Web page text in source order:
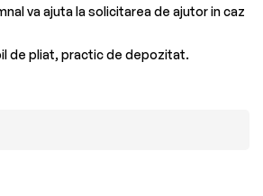
va ajuta la solicitarea de ajutor in caz
de pliat, practic de depozitat.